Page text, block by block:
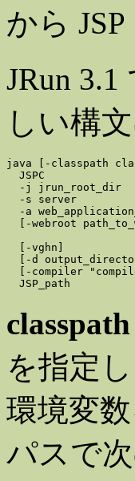
から
JRun
しい構
java [-classpath
  JSPC
  -j jrun_root_dir
  -s server
-a
[-webroot
  [-vghn]
[-d
[-compiler
classpath
を指定
環境変
パスで